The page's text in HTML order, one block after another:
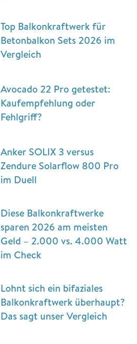
Top Balkonkraftwerk für
Betonbalkon Sets 2026 im
Vergleich
Avocado 22 Pro getestet:
Kaufempfehlung oder
Fehlgriff?
Anker SOLIX 3 versus
Zendure Solarflow 800 Pro
im Duell
Diese Balkonkraftwerke
sparen 2026 am meisten
Geld – 2.000 vs. 4.000 Watt
im Check
Lohnt sich ein bifaziales
Balkonkraftwerk überhaupt?
Das sagt unser Vergleich